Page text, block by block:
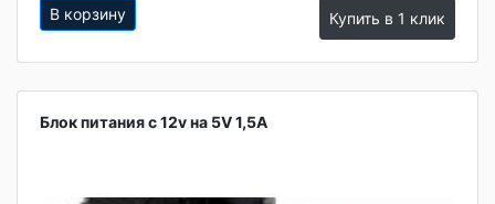
В корзину Купить в 1 клик
Блок питания с 12v на 5V 1,5A